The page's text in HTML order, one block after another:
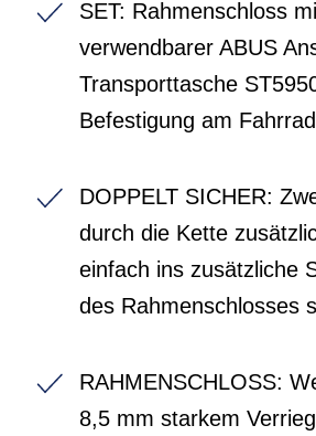
SET: Rahmenschloss
verwendbarer ABUS
Transporttasche
Befestigung am Fahrrad
DOPPELT SICHER:
durch die Kette
einfach ins zusätzliche
des Rahmenschlosses
RAHMENSCHLOSS:
8,5 mm starkem